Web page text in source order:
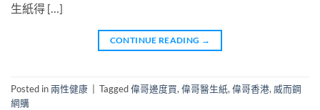
生紙得 […]
CONTINUE READING →
Posted in兩性健康 Tagged偉哥邊度買, 偉哥醫生紙, 偉哥香港, 威而鋼
網購